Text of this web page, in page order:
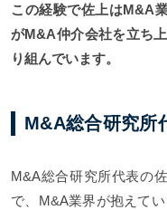
この経験で佐上はM&A
がM&A仲介会社を立ち
り組んでいます。
M&A総合研究所
M&A総合研究所代表の
で、M&A業界が抱えて